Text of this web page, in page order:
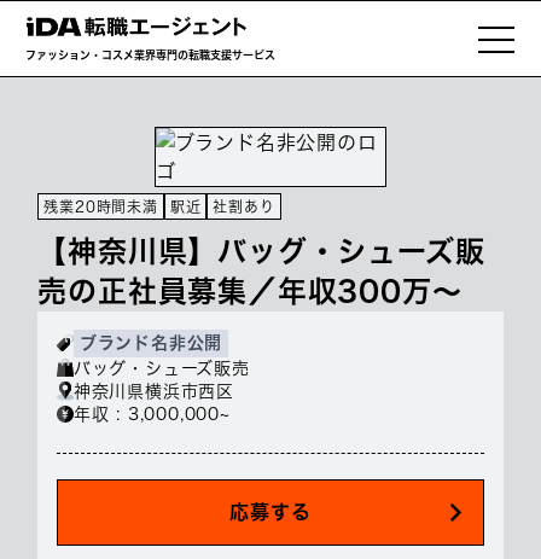
ファッション・コスメ業界専門の転職支援サービス
残業20時間未満 駅近 社割あり
【神奈川県】バッグ・シューズ販
売の正社員募集／年収300万～
ブランド名非公開
バッグ・シューズ販売
神奈川県横浜市西区
年収 : 3,000,000~
応募する